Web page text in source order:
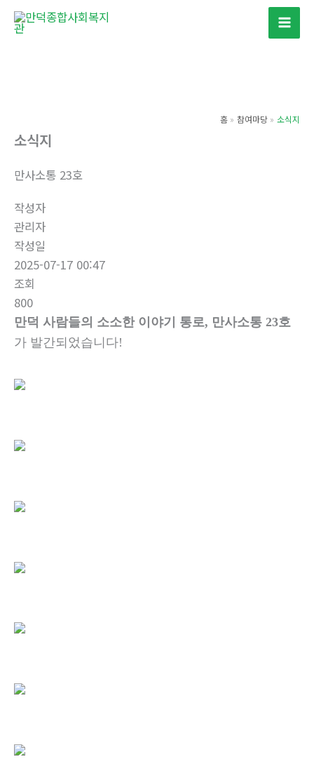
홈 참여마당 소식지
소식지
만사소통 23호
작성자
관리자
작성일
2025-07-17 00:47
조회
800
만덕 사람들의 소소한 이야기 통로, 만사소통 23호
가 발간되었습니다!